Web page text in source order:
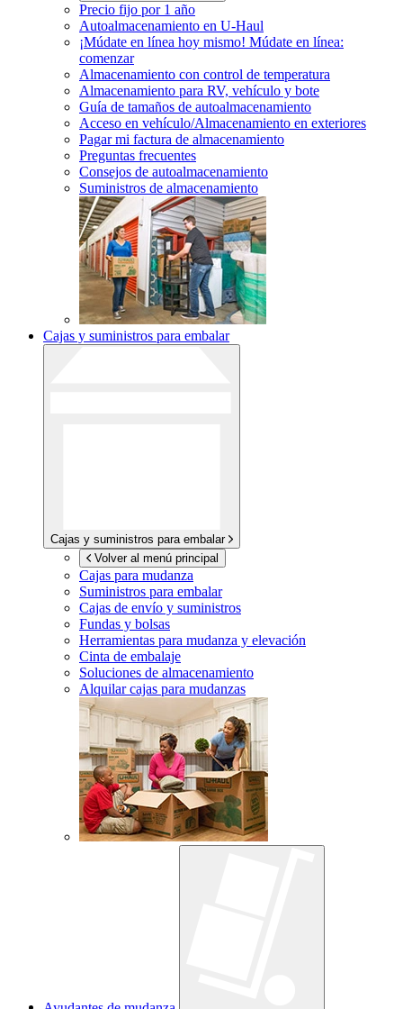
Precio fijo por 1 año
Autoalmacenamiento en U-Haul
¡Múdate en línea hoy mismo! Múdate en línea:
comenzar
Almacenamiento con control de temperatura
Almacenamiento para RV, vehículo y bote
Guía de tamaños de autoalmacenamiento
Acceso en vehículo/Almacenamiento en exteriores
Pagar mi factura de almacenamiento
Preguntas frecuentes
Consejos de autoalmacenamiento
Suministros de almacenamiento
Cajas y suministros para embalar
Cajas y suministros para embalar
Volver al menú principal
Cajas para mudanza
Suministros para embalar
Cajas de envío y suministros
Fundas y bolsas
Herramientas para mudanza y elevación
Cinta de embalaje
Soluciones de almacenamiento
Alquilar cajas para mudanzas